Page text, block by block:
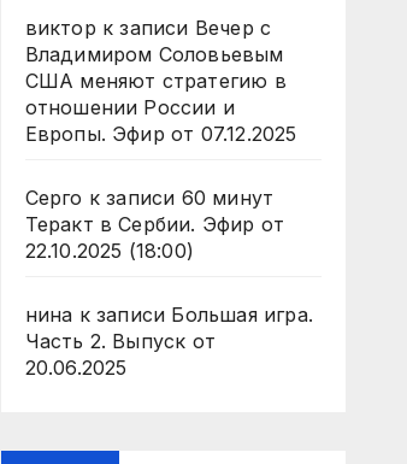
виктор к записи Вечер с
Владимиром Соловьевым
США меняют стратегию в
отношении России и
Европы. Эфир от 07.12.2025
Серго к записи 60 минут
Теракт в Сербии. Эфир от
22.10.2025 (18:00)
нина к записи Большая игра.
Часть 2. Выпуск от
20.06.2025